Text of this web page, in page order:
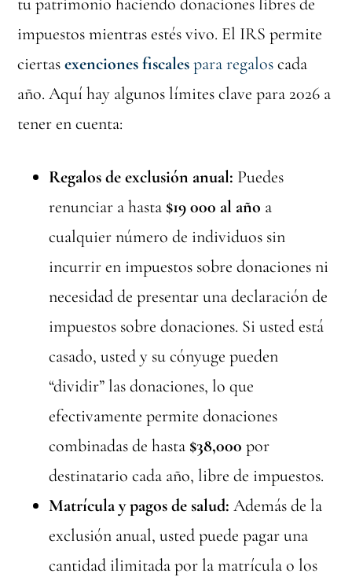
tu patrimonio haciendo donaciones libres de
impuestos mientras estés vivo. El IRS permite
ciertasexenciones fiscalespara regaloscada
año. Aquí hay algunos límites clave para 2026 a
tener en cuenta:
Regalos de exclusión anual: Puedes
renunciar a hasta $19 000 al año a
cualquier número de individuos sin
incurrir en impuestos sobre donaciones ni
necesidad de presentar una declaración de
impuestos sobre donaciones. Si usted está
casado, usted y su cónyuge pueden
“dividir” las donaciones, lo que
efectivamente permite donaciones
combinadas de hasta $38,000 por
destinatario cada año, libre de impuestos.
Matrícula y pagos de salud: Además de la
exclusión anual, usted puede pagar una
cantidad ilimitada por la matrícula o los